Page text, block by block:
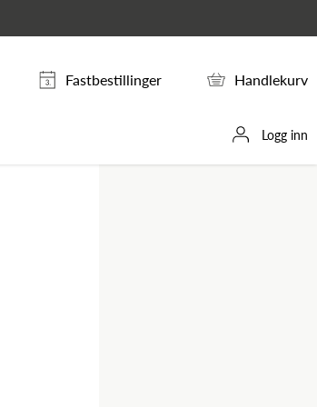
Fastbestillinger Handlekurv
Logg inn